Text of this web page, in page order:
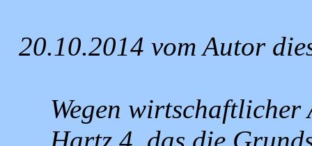
20.10.2014 vom Autor
Wegen